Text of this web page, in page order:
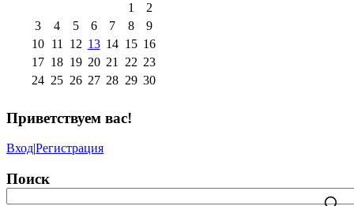
1
2
3
4 5 6 7 8
9
10
11 12 13 14 15 16
17 18 19 20 21 22 23
24 25 26 27 28 29 30
Приветствуем вас!
Вход|Регистрация
Поиск